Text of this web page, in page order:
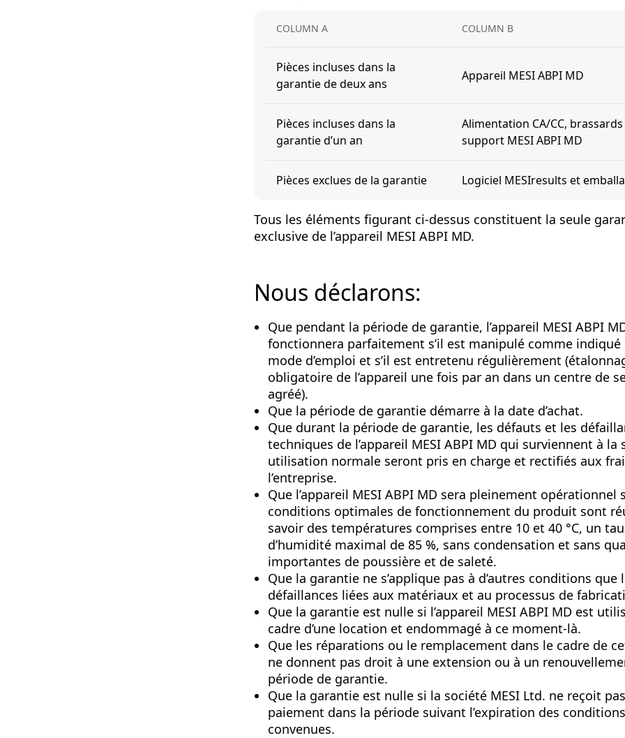
COLUMN A COLUMN B
Pièces incluses dans la
garantie de deux ans
Appareil MESI ABPI MD
Pièces incluses dans la
garantie d’un an
Alimentation CA/CC,
support MESI ABPI MD
Pièces exclues de la garantie Logiciel MESIresults et
Tous les éléments figurant ci-dessus constituent la seule
exclusive de l’appareil MESI ABPI MD.
Nous déclarons:
Que pendant la période de garantie, l’appareil MESI ABPI
fonctionnera parfaitement s’il est manipulé comme indiqué
mode d’emploi et s’il est entretenu régulièrement
obligatoire de l’appareil une fois par an dans un centre de
agréé).
Que la période de garantie démarre à la date d’achat.
Que durant la période de garantie, les défauts et les
techniques de l’appareil MESI ABPI MD qui surviennent à la
utilisation normale seront pris en charge et rectifiés aux
l’entreprise.
Que l’appareil MESI ABPI MD sera pleinement opérationnel
conditions optimales de fonctionnement du produit sont
savoir des températures comprises entre 10 et 40 °C, un
d’humidité maximal de 85 %, sans condensation et sans
importantes de poussière et de saleté.
Que la garantie ne s’applique pas à d’autres conditions que
défaillances liées aux matériaux et au processus de
Que la garantie est nulle si l’appareil MESI ABPI MD est
cadre d’une location et endommagé à ce moment-là.
Que les réparations ou le remplacement dans le cadre de
ne donnent pas droit à une extension ou à un
période de garantie.
Que la garantie est nulle si la société MESI Ltd. ne reçoit
paiement dans la période suivant l’expiration des
convenues.